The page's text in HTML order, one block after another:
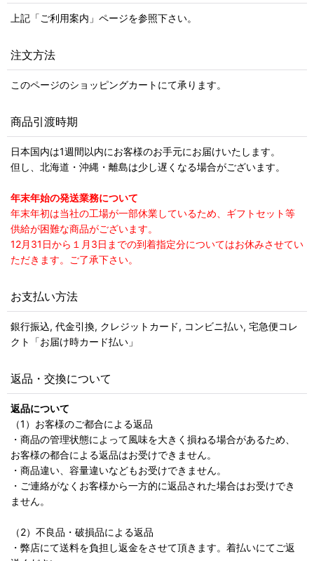
上記「ご利用案内」ページを参照下さい。
注文方法
このページのショッピングカートにて承ります。
商品引渡時期
日本国内は1週間以内にお客様のお手元にお届けいたします。
但し、北海道・沖縄・離島は少し遅くなる場合がございます。
年末年始の発送業務について
年末年初は当社の工場が一部休業しているため、ギフトセット等
供給が困難な商品がございます。
12月31日から１月3日までの到着指定分についてはお休みさせてい
ただきます。ご了承下さい。
お支払い方法
銀行振込, 代金引換, クレジットカード, コンビニ払い, 宅急便コレ
クト「お届け時カード払い」
返品・交換について
返品について
（1）お客様のご都合による返品
・商品の管理状態によって風味を大きく損ねる場合があるため、
お客様の都合による返品はお受けできません。
・商品違い、容量違いなどもお受けできません。
・ご連絡がなくお客様から一方的に返品された場合はお受けでき
ません。
（2）不良品・破損品による返品
・弊店にて送料を負担し返金をさせて頂きます。着払いにてご返